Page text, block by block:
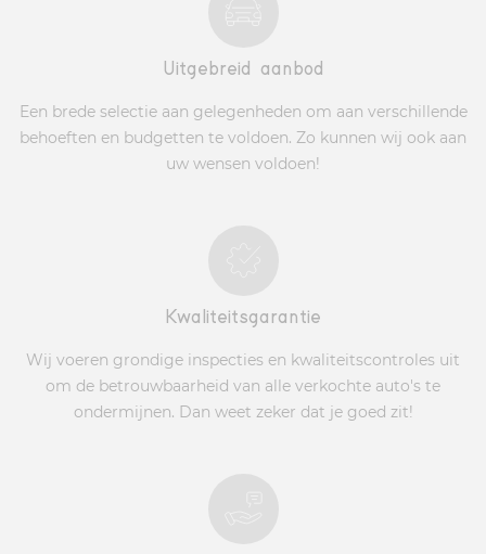
Uitgebreid aanbod
Een brede selectie aan gelegenheden om aan verschillende
behoeften en budgetten te voldoen. Zo kunnen wij ook aan
uw wensen voldoen!
Kwaliteitsgarantie
Wij voeren grondige inspecties en kwaliteitscontroles uit
om de betrouwbaarheid van alle verkochte auto's te
ondermijnen. Dan weet zeker dat je goed zit!